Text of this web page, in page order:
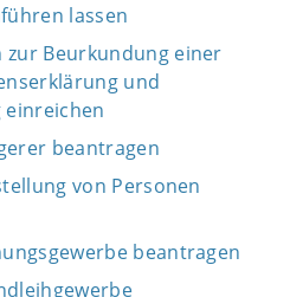
lassen
zur Beurkundung einer
und
beantragen
von Personen
beantragen